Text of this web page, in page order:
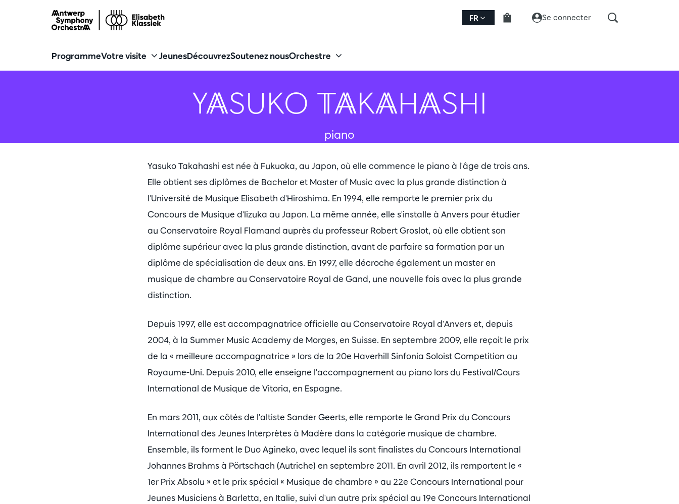
FR Se connecter
ProgrammeVotre visite JeunesDécouvrezSoutenez nousOrchestre
YASUKO TAKAHASHI
piano
Yasuko Takahashi est née à Fukuoka, au Japon, où elle commence le piano à l'âge de trois ans.
Elle obtient ses diplômes de Bachelor et Master of Music avec la plus grande distinction à
l'Université de Musique Elisabeth d'Hiroshima. En 1994, elle remporte le premier prix du
Concours de Musique d'Iizuka au Japon. La même année, elle s'installe à Anvers pour étudier
au Conservatoire Royal Flamand auprès du professeur Robert Groslot, où elle obtient son
diplôme supérieur avec la plus grande distinction, avant de parfaire sa formation par un
diplôme de spécialisation de deux ans. En 1997, elle décroche également un master en
musique de chambre au Conservatoire Royal de Gand, une nouvelle fois avec la plus grande
distinction.
Depuis 1997, elle est accompagnatrice officielle au Conservatoire Royal d'Anvers et, depuis
2004, à la Summer Music Academy de Morges, en Suisse. En septembre 2009, elle reçoit le prix
de la « meilleure accompagnatrice » lors de la 20e Haverhill Sinfonia Soloist Competition au
Royaume-Uni. Depuis 2010, elle enseigne l'accompagnement au piano lors du Festival/Cours
International de Musique de Vitoria, en Espagne.
En mars 2011, aux côtés de l'altiste Sander Geerts, elle remporte le Grand Prix du Concours
International des Jeunes Interprètes à Madère dans la catégorie musique de chambre.
Ensemble, ils forment le Duo Agineko, avec lequel ils sont finalistes du Concours International
Johannes Brahms à Pörtschach (Autriche) en septembre 2011. En avril 2012, ils remportent le «
1er Prix Absolu » et le prix spécial « Musique de chambre » au 22e Concours International pour
Jeunes Musiciens à Barletta, en Italie, suivi d'un autre prix spécial au 19e Concours International